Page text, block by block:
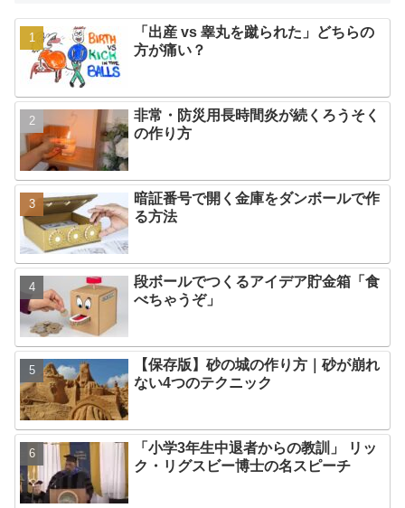
「出産 vs 睾丸を蹴られた」どちらの
方が痛い？
非常・防災用長時間炎が続くろうそく
の作り方
暗証番号で開く金庫をダンボールで作
る方法
段ボールでつくるアイデア貯金箱「食
べちゃうぞ」
【保存版】砂の城の作り方｜砂が崩れ
ない4つのテクニック
「小学3年生中退者からの教訓」 リッ
ク・リグスビー博士の名スピーチ